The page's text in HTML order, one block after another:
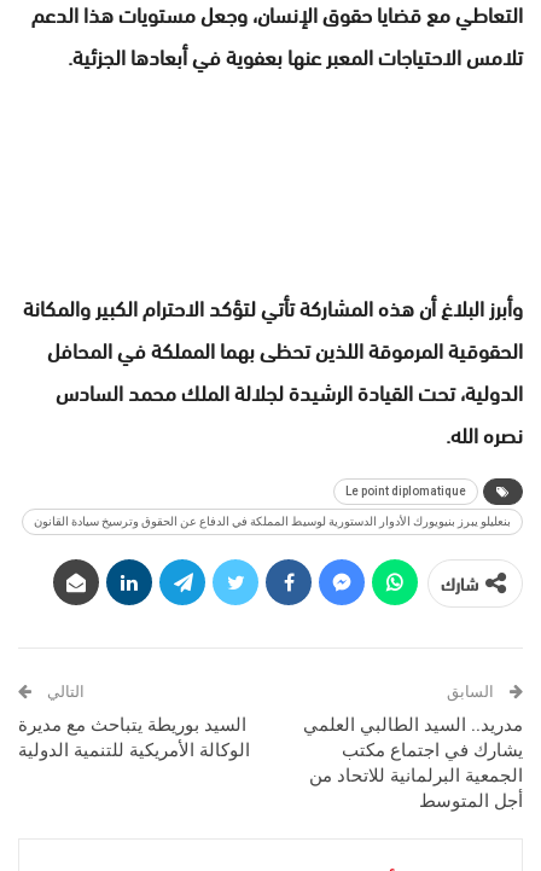
التعاطي مع قضايا حقوق الإنسان، وجعل مستويات هذا الدعم
تلامس الاحتياجات المعبر عنها بعفوية في أبعادها الجزئية.
وأبرز البلاغ أن هذه المشاركة تأتي لتؤكد الاحترام الكبير والمكانة
الحقوقية المرموقة اللذين تحظى بهما المملكة في المحافل
الدولية، تحت القيادة الرشيدة لجلالة الملك محمد السادس
نصره الله.
Le point diplomatique
بنعليلو يبرز بنيويورك الأدوار الدستورية لوسيط المملكة في الدفاع عن الحقوق وترسيخ سيادة القانون
شارك
السابق
مدريد.. السيد الطالبي العلمي
يشارك في اجتماع مكتب
الجمعية البرلمانية للاتحاد من
أجل المتوسط
التالي
السيد بوريطة يتباحث مع مديرة
الوكالة الأمريكية للتنمية الدولية